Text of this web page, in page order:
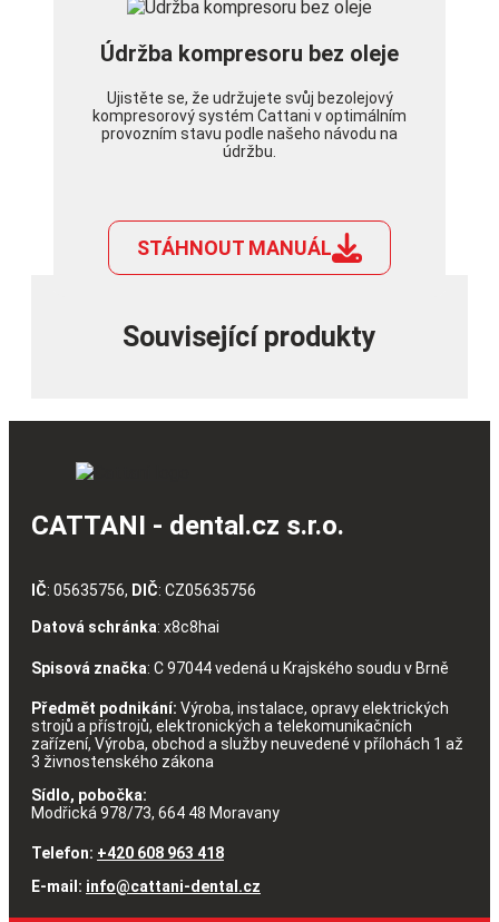
Údržba kompresoru bez oleje
Ujistěte se, že udržujete svůj bezolejový
kompresorový systém Cattani v optimálním
provozním stavu podle našeho návodu na
údržbu.
STÁHNOUT MANUÁL
Související produkty
CATTANI - dental.cz s.r.o.
IČ: 05635756, DIČ: CZ05635756
Datová schránka: x8c8hai
Spisová značka: C 97044 vedená u Krajského soudu v Brně
Předmět podnikání: Výroba, instalace, opravy elektrických
strojů a přístrojů, elektronických a telekomunikačních
zařízení, Výroba, obchod a služby neuvedené v přílohách 1 až
3 živnostenského zákona
Sídlo, pobočka:
Modřická 978/73, 664 48 Moravany
Telefon: +420 608 963 418
E-mail: info@cattani-dental.cz